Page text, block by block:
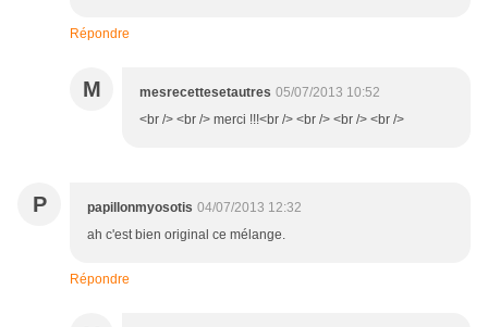
Répondre
M mesrecettesetautres 05/07/2013 10:52
<br /> <br /> merci !!!<br /> <br /> <br /> <br />
P papillonmyosotis 04/07/2013 12:32
ah c'est bien original ce mélange.
Répondre